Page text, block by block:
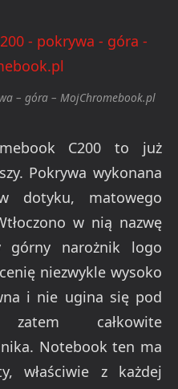
– góra – MojChromebook.pl
C200 to już
Pokrywa wykonana
dotyku, matowego
w nią nazwę
narożnik logo
niezwykle wysoko
i nie ugina się pod
całkowite
Notebook ten ma
właściwie z każdej